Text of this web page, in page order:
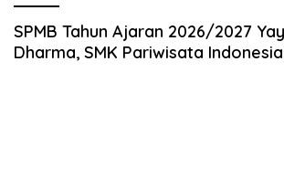
SPMB Tahun Ajaran 2026/2027
Dharma, SMK Pariwisata